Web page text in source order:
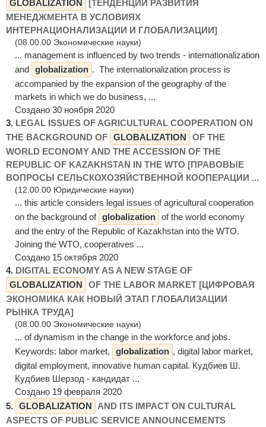
GLOBALIZATION
[ТЕНДЕНЦИИ РАЗВИТИЯ
МЕНЕДЖМЕНТА В УСЛОВИЯХ
ИНТЕРНАЦИОНАЛИЗАЦИИ И ГЛОБАЛИЗАЦИИ]
(08.00.00 Экономические науки)
... management is influenced by two trends - internationalization
and globalization . The internationalization process is
accompanied by the expansion of the geography of the
markets in which we do business, ...
Создано 30 ноября 2020
3. LEGAL ISSUES OF AGRICULTURAL COOPERATION ON
THE BACKGROUND OF GLOBALIZATION
OF THE
WORLD ECONOMY AND THE ACCESSION OF THE
REPUBLIC OF KAZAKHSTAN IN THE WTO [ПРАВОВЫЕ
ВОПРОСЫ СЕЛЬСКОХОЗЯЙСТВЕННОЙ КООПЕРАЦИИ ...
(12.00.00 Юридические науки)
... this article considers legal issues of agricultural cooperation
on the background of globalization of the world economy
and the entry of the Republic of Kazakhstan into the WTO.
Joining the WTO, cooperatives ...
Создано 15 октября 2020
4. DIGITAL ECONOMY AS A NEW STAGE OF
GLOBALIZATION
OF THE LABOR MARKET [ЦИФРОВАЯ
ЭКОНОМИКА КАК НОВЫЙ ЭТАП ГЛОБАЛИЗАЦИИ
РЫНКА ТРУДА]
(08.00.00 Экономические науки)
... of dynamism in the change in the workforce and jobs.
Keywords: labor market,
globalization , digital labor market,
digital employment, innovative human capital. Кудбиев Ш.
Кудбиев Шерзод - кандидат ...
Создано 19 февраля 2020
5. GLOBALIZATION
AND ITS IMPACT ON CULTURAL
ASPECTS OF PUBLIC SERVICE ANNOUNCEMENTS